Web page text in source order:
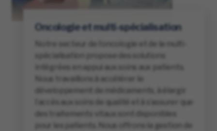
Oncologie et multi-spécialisation
Notre secteur de l’oncologie et de la multi-
spécialisation propose des solutions
intégrées en appui aux soins aux patients.
Nous travaillons à accélérer le
développement de médicaments, à élargir
l’accès aux soins de qualité et à s’assurer que
des traitements vitaux sont disponibles
pour les patients. Nous offrons la gestion de